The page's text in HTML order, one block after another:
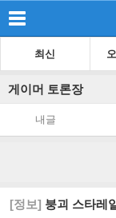
최신
게이머 토론장
내글
[정보] 붕괴 스타레